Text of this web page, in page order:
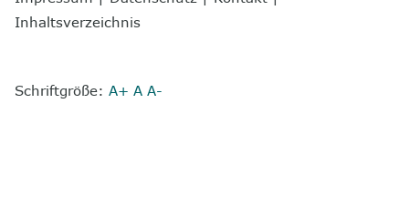
Inhaltsverzeichnis
Schriftgröße: A+ A A-